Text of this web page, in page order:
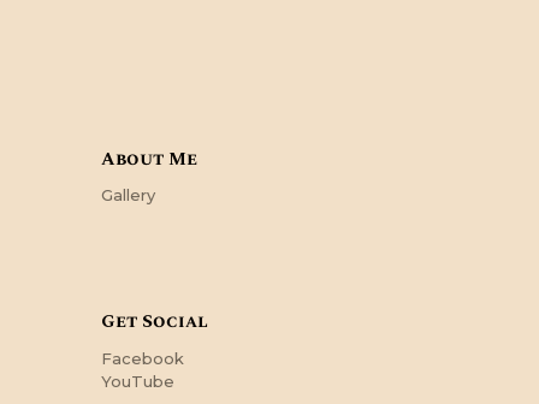
About Me
Gallery
Get Social
Facebook
YouTube